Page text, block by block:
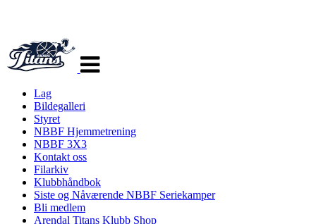
navigasjon
Lag
Bildegalleri
Styret
NBBF Hjemmetrening
NBBF 3X3
Kontakt oss
Filarkiv
Klubbhåndbok
Siste og Nåværende NBBF Seriekamper
Bli medlem
Arendal Titans Klubb Shop